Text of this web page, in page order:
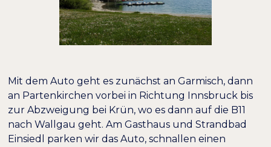
Buchstabenabstand 100%
Mit dem Auto geht es zunächst an Garmisch, dann
an Partenkirchen vorbei in Richtung Innsbruck bis
zur Abzweigung bei Krün, wo es dann auf die B11
nach Wallgau geht. Am Gasthaus und Strandbad
Einsiedl parken wir das Auto, schnallen einen